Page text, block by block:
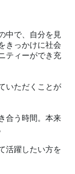
中で、自分を見
きっかけに社会
ティーができ充
いただくことが
合う時間。本来
活躍したい方を